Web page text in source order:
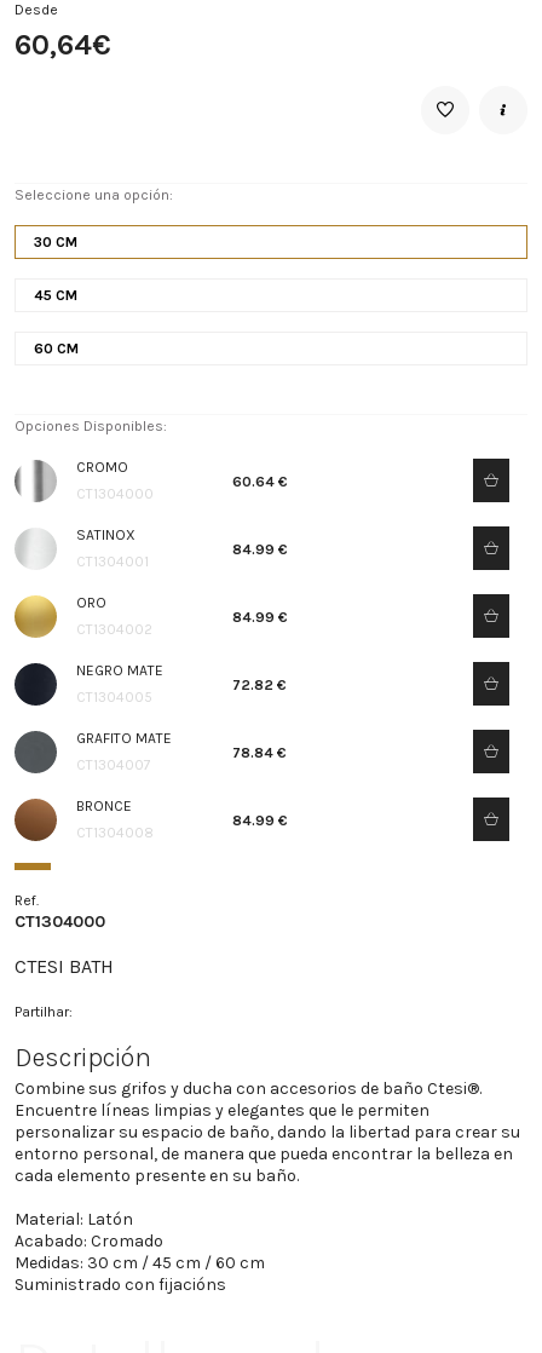
Desde
60,64€
Seleccione una opción:
30 CM
45 CM
60 CM
Opciones Disponibles:
CROMO
CT1304000
60.64 €
SATINOX
CT1304001
84.99 €
ORO
CT1304002
84.99 €
NEGRO MATE
CT1304005
72.82 €
GRAFITO MATE
CT1304007
78.84 €
BRONCE
CT1304008
84.99 €
Ref.
CT1304000
CTESI BATH
Partilhar:
Descripción
Combine sus grifos y ducha con accesorios de baño Ctesi®.
Encuentre líneas limpias y elegantes que le permiten
personalizar su espacio de baño, dando la libertad para crear su
entorno personal, de manera que pueda encontrar la belleza en
cada elemento presente en su baño.
Material: Latón
Acabado: Cromado
Medidas: 30 cm / 45 cm / 60 cm
Suministrado con fijacións